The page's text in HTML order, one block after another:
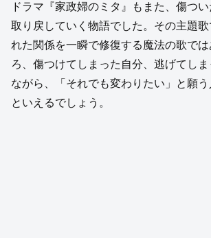
ドラマ『家政婦のミタ』もまた、傷つ
取り戻していく物語でした。その主題
れた関係を一瞬で修復する魔法の歌で
ろ、傷つけてしまった自分、逃げてし
ながら、「それでも変わりたい」と願
といえるでしょう。